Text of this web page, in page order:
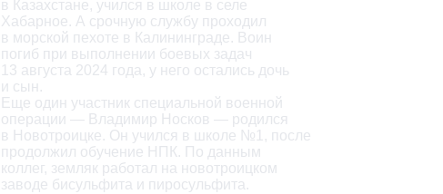
в Казахстане, учился в школе в селе
Хабарное. А срочную службу проходил
в морской пехоте в Калининграде. Воин
погиб при выполнении боевых задач
13 августа 2024 года, у него остались дочь
и сын.
Еще один участник специальной военной
операции — Владимир Носков — родился
в Новотроицке. Он учился в школе №1, после
продолжил обучение НПК. По данным
коллег, земляк работал на новотроицком
заводе бисульфита и пиросульфита.